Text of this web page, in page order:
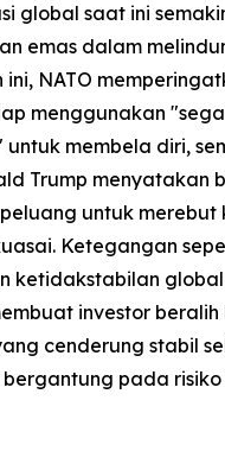
global saat ini
emas dalam
NATO
menggunakan
membela diri,
Trump menyatakan
untuk merebut
Ketegangan
ketidakstabilan
investor beralih
cenderung stabil
pada